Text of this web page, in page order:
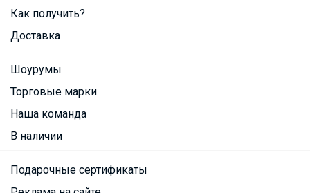
Как получить?
Доставка
Шоурумы
Торговые марки
Наша команда
В наличии
Подарочные сертификаты